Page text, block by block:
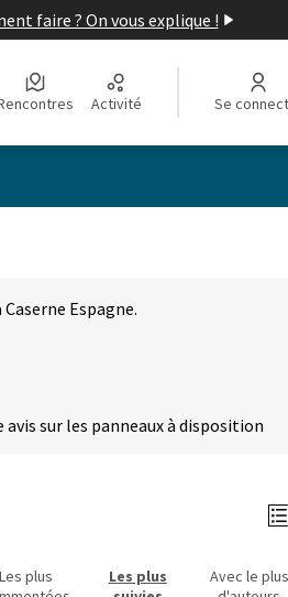
faire ? On vous explique !
Rencontres Activité Se
Espagne.
sur les panneaux à disposition
Les plus
Les plus
Avec le plus